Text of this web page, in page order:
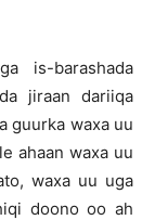
is-barashada
jiraan dariiqa
guurka waxa uu
ahaan waxa uu
waxa uu uga
doono oo ah